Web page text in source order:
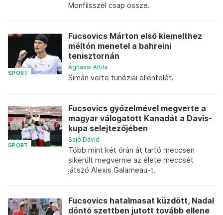
Monfilsszel csap össze.
SPORT
Fucsovics Márton első kiemelthez
méltón menetel a bahreini
tenisztornán
Ághassi Attila
Simán verte tunéziai ellenfelét.
SPORT
Fucsovics győzelmével megverte a
magyar válogatott Kanadát a Davis-
kupa selejtezőjében
Sajó Dávid
Több mint két órán át tartó meccsen
sikerült megvernie az élete meccsét
játszó Alexis Galarneau-t.
Fucsovics hatalmasat küzdött, Nadal
döntő szettben jutott tovább ellene